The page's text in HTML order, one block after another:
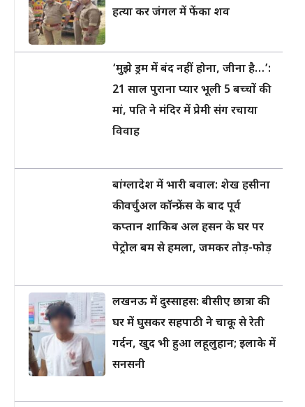
हत्या कर जंगल में फेंका शव
‘मुझे ड्रम में बंद नहीं होना, जीना है…’:
21 साल पुराना प्यार भूली 5 बच्चों की
मां, पति ने मंदिर में प्रेमी संग रचाया
विवाह
बांग्लादेश में भारी बवाल: शेख हसीना
की वर्चुअल कॉन्फ्रेंस के बाद पूर्व
कप्तान शाकिब अल हसन के घर पर
पेट्रोल बम से हमला, जमकर तोड़-फोड़
लखनऊ में दुस्साहस: बीसीए छात्रा की
घर में घुसकर सहपाठी ने चाकू से रेती
गर्दन, खुद भी हुआ लहूलुहान; इलाके में
सनसनी